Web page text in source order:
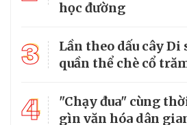
học đường
3
Lần theo dấu cây Di
quần thể chè cổ
4
"Chạy đua" cùng
gìn văn hóa dân